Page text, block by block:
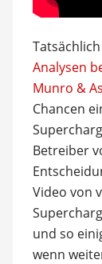
Analysen
Munro &
Chancen
Betreiber
Video von
und so
wenn